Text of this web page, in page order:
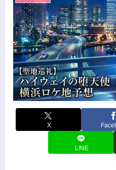
X
LINE